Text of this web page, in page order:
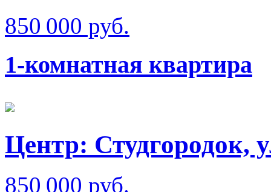
850 000 руб.
1-комнатная квартира
Центр: Студгородок,
850 000 руб.